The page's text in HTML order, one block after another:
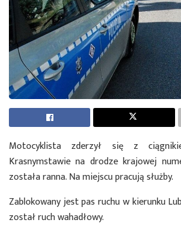
Motocyklista zderzył się z
Krasnymstawie na drodze krajowej
została ranna. Na miejscu pracują służby.
Zablokowany jest pas ruchu w kierunku
został ruch wahadłowy.